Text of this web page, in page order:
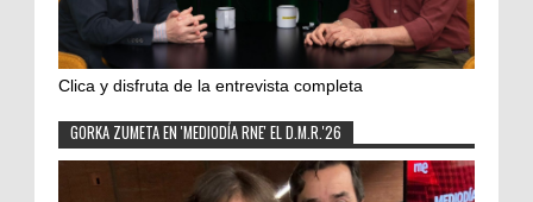
Clica y disfruta de la entrevista completa
GORKA ZUMETA EN 'MEDIODÍA RNE' EL D.M.R.'26